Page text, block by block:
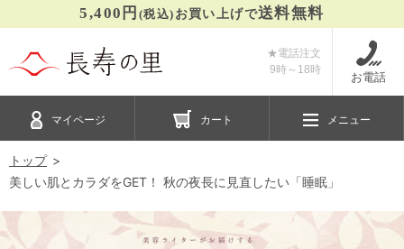
5,400円 (税込) お買い上げで送料無料
★電話注文
9時～ 18時 お電話
マイページ カート メニュー
トップ
美しい肌とカラダをGET！ 秋の夜長に見直したい「睡眠」